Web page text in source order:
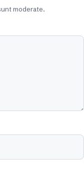
moderate.